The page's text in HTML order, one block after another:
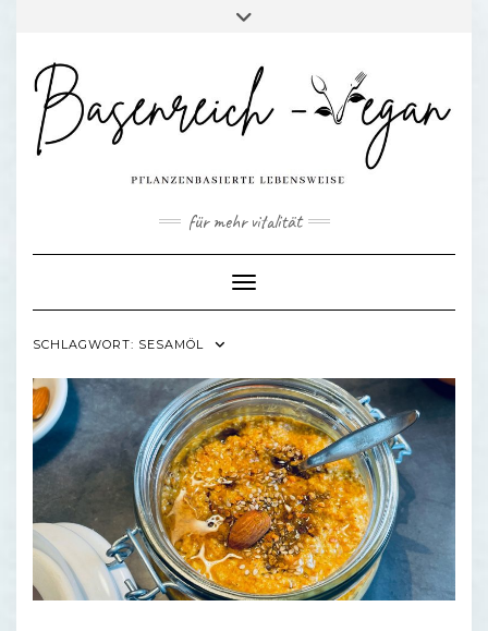
content
für mehr vitalität
Toggle Navigation
SCHLAGWORT: SESAMÖL